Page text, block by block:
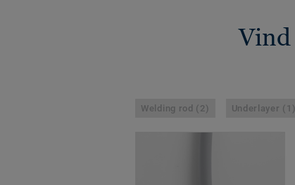
Vind
Welding rod (2) Underlayer (1)